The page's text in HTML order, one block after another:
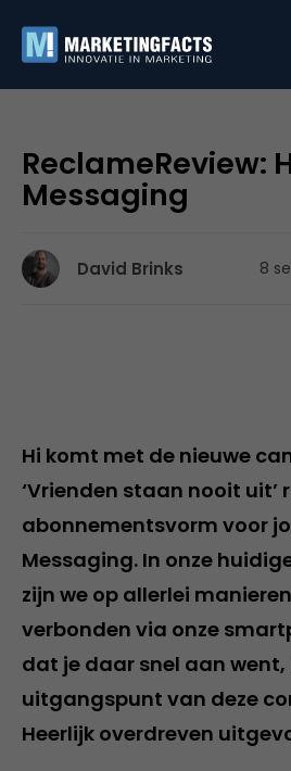
ReclameReview:
Messaging
David Brinks 8
Hi komt met de nieuwe
‘Vrienden staan nooit uit’
abonnementsvorm voor
Messaging. In onze
zijn we op allerlei
verbonden via onze
dat je daar snel aan went,
uitgangspunt van deze
Heerlijk overdreven